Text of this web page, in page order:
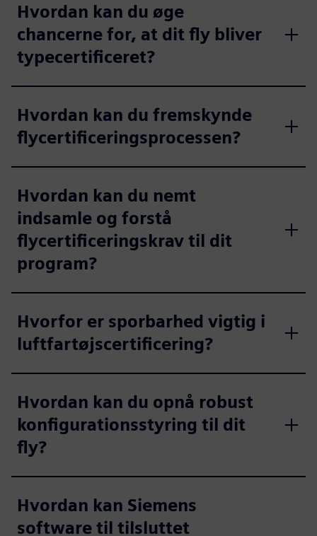
Hvordan kan du øge
chancerne for, at dit fly bliver
typecertificeret?
Hvordan kan du fremskynde
flycertificeringsprocessen?
Hvordan kan du nemt
indsamle og forstå
flycertificeringskrav til dit
program?
Hvorfor er sporbarhed vigtig i
luftfartøjscertificering?
Hvordan kan du opnå robust
konfigurationsstyring til dit
fly?
Hvordan kan Siemens
software til tilsluttet